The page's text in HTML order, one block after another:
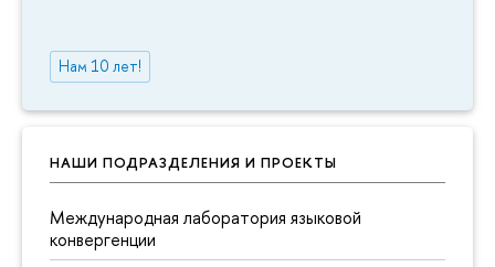
Нам 10 лет!
НАШИ ПОДРАЗДЕЛЕНИЯ И ПРОЕКТЫ
Международная лаборатория языковой
конвергенции